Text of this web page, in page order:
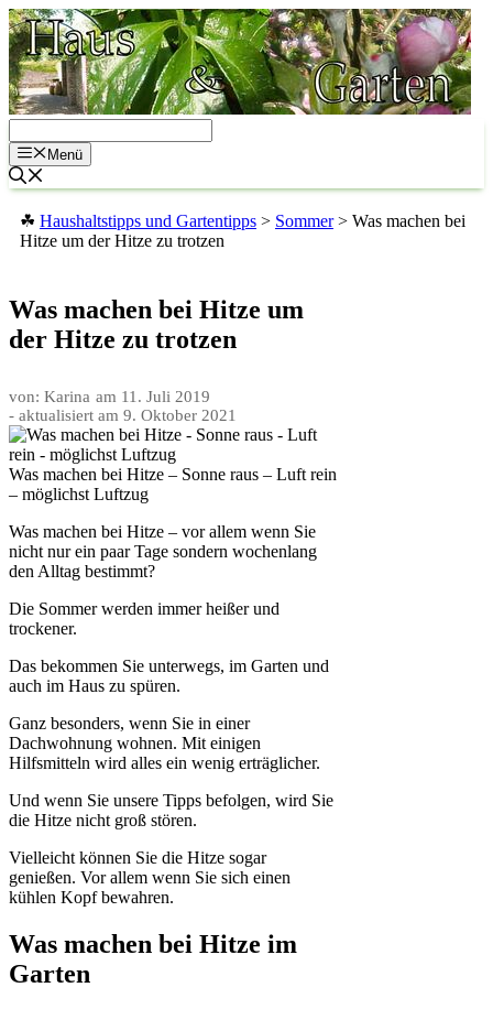
Zum
Inhalt
springen
Menü
☘ Haushaltstipps und Gartentipps > Sommer> Was machen bei
Hitze um der Hitze zu trotzen
Was machen bei Hitze um
der Hitze zu trotzen
von: Karina am 11. Juli 2019
- aktualisiert am 9. Oktober 2021
Was machen bei Hitze – Sonne raus – Luft rein
– möglichst Luftzug
Was machen bei Hitze – vor allem wenn Sie
nicht nur ein paar Tage sondern wochenlang
den Alltag bestimmt?
Die Sommer werden immer heißer und
trockener.
Das bekommen Sie unterwegs, im Garten und
auch im Haus zu spüren.
Ganz besonders, wenn Sie in einer
Dachwohnung wohnen. Mit einigen
Hilfsmitteln wird alles ein wenig erträglicher.
Und wenn Sie unsere Tipps befolgen, wird Sie
die Hitze nicht groß stören.
Vielleicht können Sie die Hitze sogar
genießen. Vor allem wenn Sie sich einen
kühlen Kopf bewahren.
Was machen bei Hitze im
Garten